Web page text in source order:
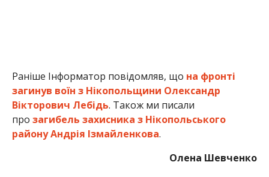
Раніше Інформатор повідомляв, що на фронті
загинув воїн з Нікопольщини Олександр
Вікторович Лебідь. Також ми писали
про загибель захисника з Нікопольського
районуАндрія Ізмайленкова.
Олена Шевченко